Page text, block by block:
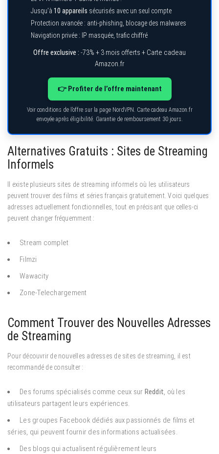
Jusqu’à 10 appareils sécurisés avec un seul compte
Protection avancée : anti-phishing, blocage des malwares
Navigation privée : IP masquée, trafic chiffré
Offre exclusive : -73% + 3 mois offerts + Carte cadeau
Amazon.fr
👉 Profiter de l’offre maintenant
Voir conditions de l’offre sur la page NordVPN. Carte cadeau Amazon.fr
envoyée après éligibilité. Garantie de remboursement 30 jours.
Alternatives Gratuits : Sites de Streaming
Informels
Il existe plusieurs sites de streaming informels où les utilisateurs
peuvent trouver des films et séries français gratuitement. Voici quelques
adresses actuellement fonctionnelles, tout en précisant que celles-ci
peuvent changer fréquemment :
Stream complet
Filmzi
Wawacity
Zone-Telechargement
Comment Trouver des Nouvelles Adresses
de Streaming
Pour découvrir de nouvelles adresses de sites de streaming, il est
recommandé de consulter :
Des forums spécialisés comme ceux sur Reddit, où les
utilisateurs partagent leurs expériences.
Les groupes Facebook dédiés aux passionnés de films et
séries, qui peuvent fournir des informations actualisées.
Des blogs qui actualisent régulièrement leurs